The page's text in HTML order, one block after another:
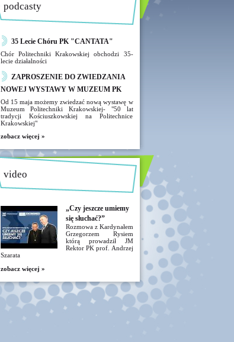
podcasty
35 Lecie Chóru PK "CANTATA"
Chór Politechniki Krakowskiej obchodzi 35-
lecie działalności
ZAPROSZENIE DO ZWIEDZANIA
NOWEJ WYSTAWY W MUZEUM PK
Od 15 maja możemy zwiedzać nową wystawę w
Muzeum Politechniki Krakowskiej- "50 lat
tradycji Kościuszkowskiej na Politechnice
Krakowskiej"
zobacz więcej »
video
„Czy jeszcze umiemy
się słuchać?”
Rozmowa z Kardynałem
Grzegorzem Rysiem
którą prowadził JM
Rektor PK prof. Andrzej
Szarata
zobacz więcej »